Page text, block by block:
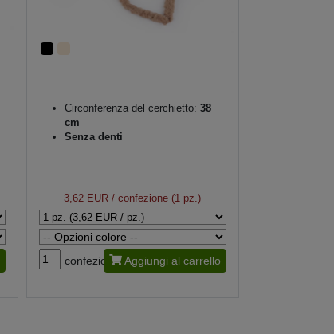
Circonferenza del cerchietto: 38
cm
Senza denti
3,62 EUR / confezione (1 pz.)
confezione Aggiungi al carrello